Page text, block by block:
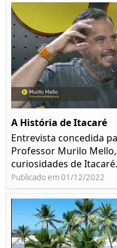
A História de Itacaré
Entrevista concedida
Professor Murilo
curiosidades de Itacaré.
Publicado em 01/12/2022